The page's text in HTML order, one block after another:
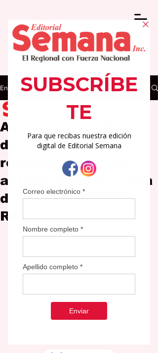
Entrada
Avanzan los trabajos
de restauración y
remodelación y de
antigua Casa Alcaldía
de Cidra (Casa del
Rey).